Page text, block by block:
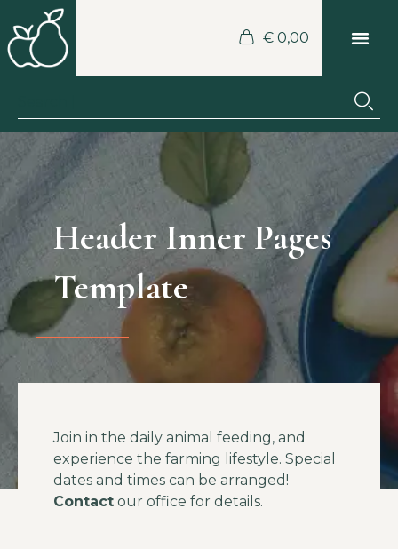
€0,00
Header Inner Pages
Template
Join in the daily animal feeding, and
experience the farming lifestyle. Special
dates and times can be arranged!
Contact our office for details.